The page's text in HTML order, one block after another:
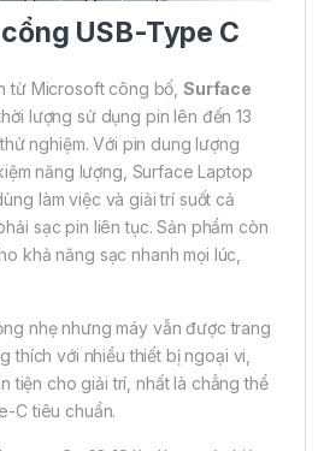
USB-Type C
từ Microsoft công bố, Surface
lượng sử dụng pin lên đến 13
nghiệm. Với pin dung lượng
năng lượng, Surface Laptop
làm việc và giải trí suốt cả
sạc pin liên tục. Sản phẩm còn
khả năng sạc nhanh mọi lúc,
nhẹ nhưng máy vẫn được trang
thích với nhiều thiết bị ngoại vi,
tiện cho giải trí, nhất là chẳng thể
C tiêu chuẩn.